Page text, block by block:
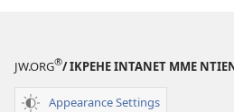
JW.ORG®/ IKPEHE INTANET MME
Appearance Settings